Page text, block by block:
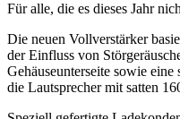
Für alle, die es dieses Jahr
Die neuen Vollverstärker
der Einfluss von
Gehäuseunterseite sowie
die Lautsprecher mit satten